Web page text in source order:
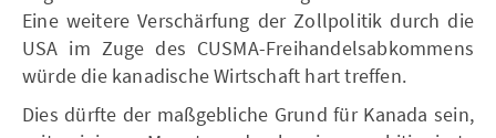
Eine weitere Verschärfung der Zollpolitik durch die
USA im Zuge des CUSMA-Freihandelsabkommens
würde die kanadische Wirtschaft hart treffen.
Dies dürfte der maßgebliche Grund für Kanada sein,